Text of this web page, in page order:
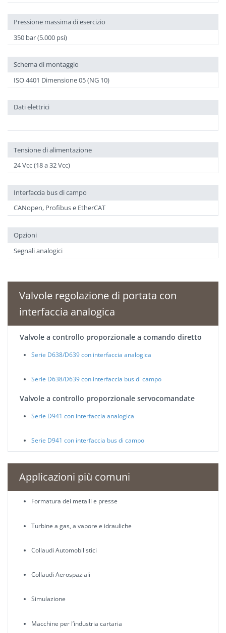
Pressione massima di esercizio
350 bar (5.000 psi)
Schema di montaggio
ISO 4401 Dimensione 05 (NG 10)
Dati elettrici
Tensione di alimentazione
24 Vcc (18 a 32 Vcc)
Interfaccia bus di campo
CANopen, Profibus e EtherCAT
Opzioni
Segnali analogici
Valvole regolazione di portata con
interfaccia analogica
Valvole a controllo proporzionale a comando diretto
Serie D638/D639 con interfaccia analogica
Serie D638/D639 con interfaccia bus di campo
Valvole a controllo proporzionale servocomandate
Serie D941 con interfaccia analogica
Serie D941 con interfaccia bus di campo
Applicazioni più comuni
Formatura dei metalli e presse
Turbine a gas, a vapore e idrauliche
Collaudi Automobilistici
Collaudi Aerospaziali
Simulazione
Macchine per l’industria cartaria